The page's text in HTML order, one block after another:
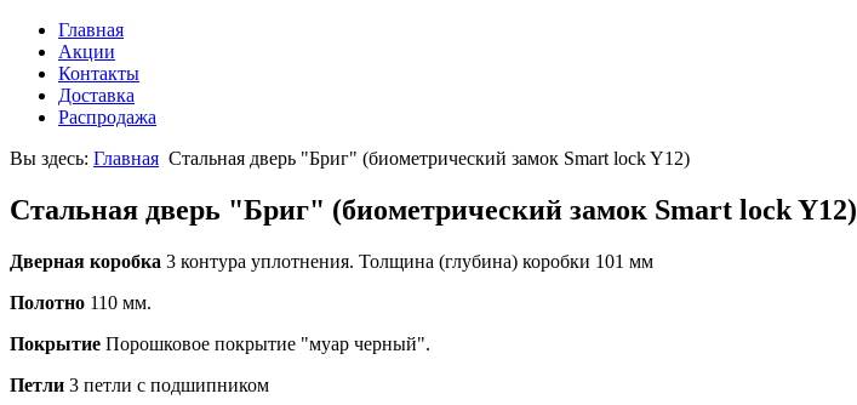
Главная
Акции
Контакты
Доставка
Распродажа
Вы здесь: Главная Стальная дверь "Бриг" (биометрический замок Smart lock Y12)
Стальная дверь "Бриг" (биометрический замок Smart lock Y12)
Дверная коробка 3 контура уплотнения. Толщина (глубина) коробки 101 мм
Полотно 110 мм.
Покрытие Порошковое покрытие "муар черный".
Петли 3 петли с подшипником